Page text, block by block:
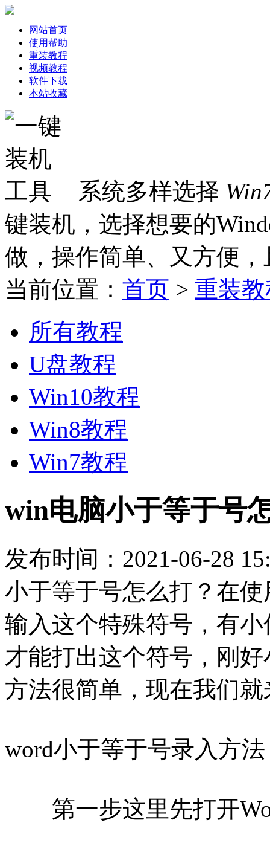
网站首页
使用帮助
重装教程
视频教程
软件下载
本站收藏
系统多样选择
键装机，选择想要的
做，操作简单、又方便
当前位置： 首页 > 重装
所有教程
U盘教程
Win10教程
Win8教程
Win7教程
win电脑小于等于号
发布时间：2021-06-28
小于等于号怎么打？在
输入这个特殊符号，有
才能打出这个符号，刚
方法很简单，现在我们
word小于等于号录入方
第一步这里先打开